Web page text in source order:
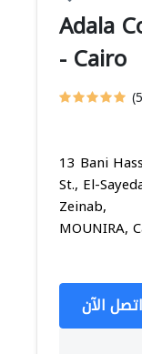
Adala
- Cairo
13 Bani
St., El-
Zeinab,
MOUNIRA,
اتصل الآن